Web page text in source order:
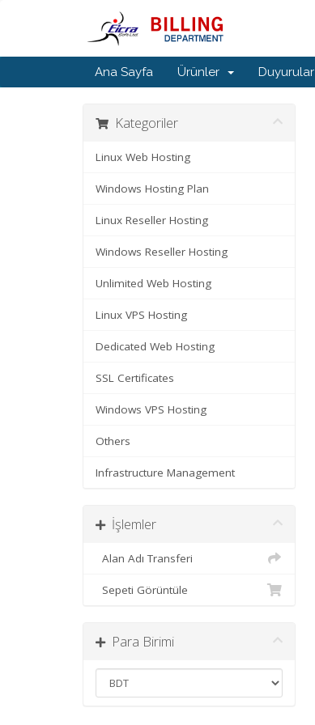
Ana Sayfa Ürünler Duyurular
Kategoriler
Linux Web Hosting
Windows Hosting Plan
Linux Reseller Hosting
Windows Reseller Hosting
Unlimited Web Hosting
Linux VPS Hosting
Dedicated Web Hosting
SSL Certificates
Windows VPS Hosting
Others
Infrastructure Management
İşlemler
Alan Adı Transferi
Sepeti Görüntüle
Para Birimi